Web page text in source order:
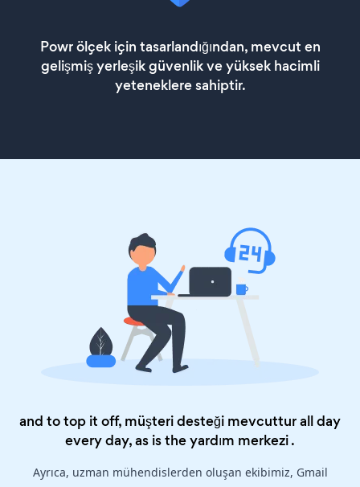
Powr ölçek için tasarlandığından, mevcut en
gelişmiş yerleşik güvenlik ve yüksek hacimli
yeteneklere sahiptir.
and to top it off, müşteri desteği mevcuttur all day
every day, as is theyardım merkezi.
Ayrıca, uzman mühendislerden oluşan ekibimiz, Gmail